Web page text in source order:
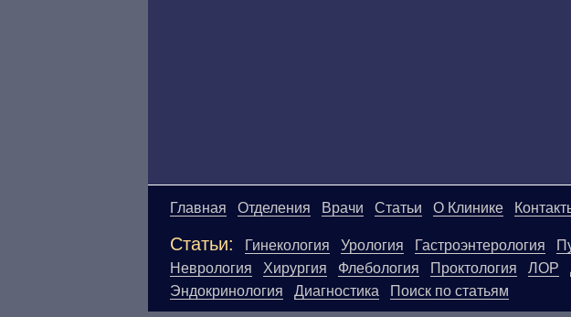
Главная Отделения Врачи Статьи О Клинике
Статьи: Гинекология Урология Гастроэнтерология
Неврология
Хирургия Флебология Проктология ЛОР
Эндокринология
Диагностика Поиск по статьям